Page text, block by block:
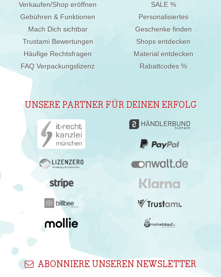
Verkaufen/Shop eröffnen
Gebühren & Funktionen
Mach Dich sichtbar
Trustami Bewertungen
Häufige Rechtsfragen
FAQ Verpackungslizenz
SALE %
Personalisiertes
Geschenke finden
Shops entdecken
Material entdecken
Rabattcodes %
UNSERE PARTNER FÜR DEINEN ERFOLG
ABONNIERE UNSEREN NEWSLETTER